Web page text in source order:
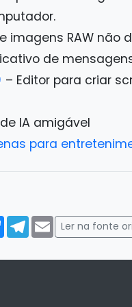
imagens RAW não
de
– Editor para criar
IA amigável
para
BlueskyTelegram
Email
Ler na fonte